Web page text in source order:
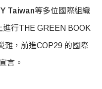
Taiwan等多位國際組織
進行THE GREEN BOOK
難，前進COP29 的國際
言。